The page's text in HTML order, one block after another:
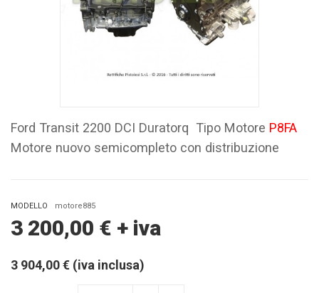
Ford Transit 2200 DCI Duratorq Tipo Motore P8FA
Motore nuovo semicompleto con distribuzione
MODELLO motore885
3 200,00 € + iva
3 904,00 € (iva inclusa)